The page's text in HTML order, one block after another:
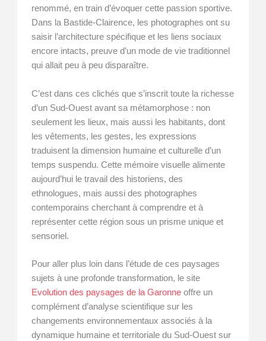
renommé, en train d’évoquer cette passion sportive.
Dans la Bastide-Clairence, les photographes ont su
saisir l’architecture spécifique et les liens sociaux
encore intacts, preuve d’un mode de vie traditionnel
qui allait peu à peu disparaître.
C’est dans ces clichés que s’inscrit toute la richesse
d’un Sud-Ouest avant sa métamorphose : non
seulement les lieux, mais aussi les habitants, dont
les vêtements, les gestes, les expressions
traduisent la dimension humaine et culturelle d’un
temps suspendu. Cette mémoire visuelle alimente
aujourd’hui le travail des historiens, des
ethnologues, mais aussi des photographes
contemporains cherchant à comprendre et à
représenter cette région sous un prisme unique et
sensoriel.
Pour aller plus loin dans l’étude de ces paysages
sujets à une profonde transformation, le site
Evolution des paysages de la Garonne offre un
complément d’analyse scientifique sur les
changements environnementaux associés à la
dynamique humaine et territoriale du Sud-Ouest sur